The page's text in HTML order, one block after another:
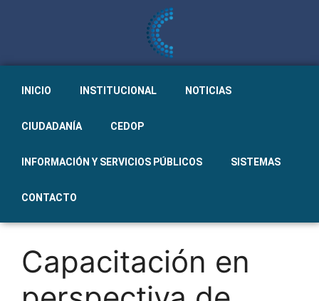
INICIO INSTITUCIONAL NOTICIAS
CIUDADANÍA CEDOP
INFORMACIÓN Y SERVICIOS PÚBLICOS SISTEMAS
CONTACTO
Capacitación en